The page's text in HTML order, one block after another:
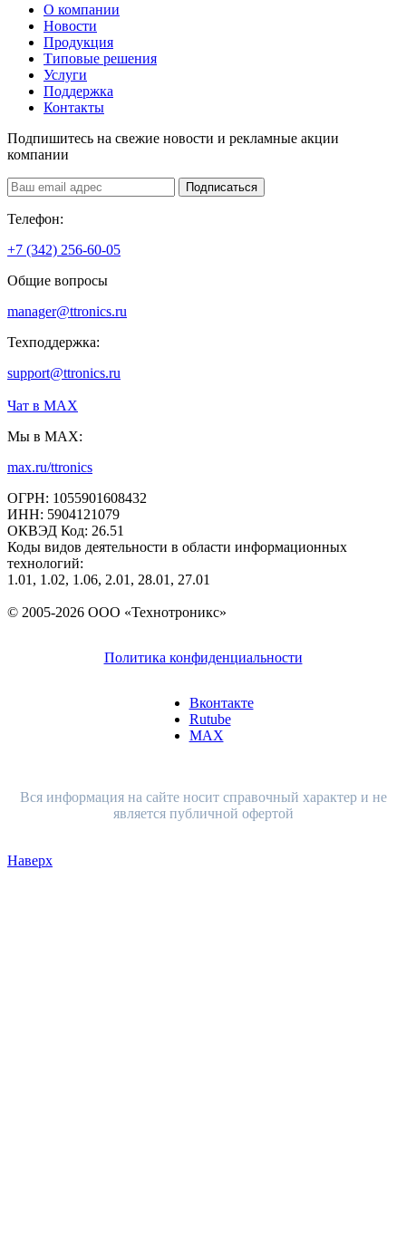
О компании
Новости
Продукция
Типовые решения
Услуги
Поддержка
Контакты
Подпишитесь на свежие новости и рекламные акции
компании
Подписаться
Телефон:
+7 (342) 256-60-05
Общие вопросы
manager@ttronics.ru
Техподдержка:
support@ttronics.ru
Чат в МАХ
Мы в MAX:
max.ru/ttronics
ОГРН: 1055901608432
ИНН: 5904121079
ОКВЭД Код: 26.51
Коды видов деятельности в области информационных
технологий:
1.01, 1.02, 1.06, 2.01, 28.01, 27.01
© 2005-2026 ООО «Технотроникс»
Политика конфиденциальности
Вконтакте
Rutube
MAX
Вся информация на сайте носит справочный характер и не
является публичной офертой
Наверх